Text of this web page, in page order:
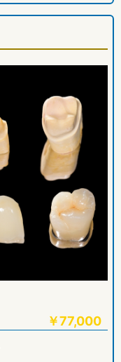
￥77,000